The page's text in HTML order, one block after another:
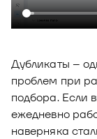
Новости
Видео и
Документы
Юнион -
О решении
Кейсы
Калькулятор
Оазис -
управления
Дубликаты –
проблем при
подбора. Если
ежедневно
наверняка